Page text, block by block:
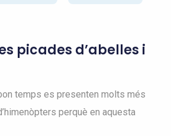
picades d’abelles i
temps es presenten molts més
perquè en aquesta